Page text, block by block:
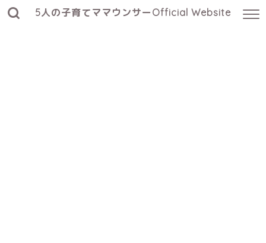
5人の子育てママウンサーOfficial Website